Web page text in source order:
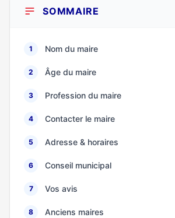
SOMMAIRE
1 Nom du maire
2 Âge du maire
3 Profession du maire
4 Contacter le maire
5 Adresse & horaires
6 Conseil municipal
7 Vos avis
8 Anciens maires